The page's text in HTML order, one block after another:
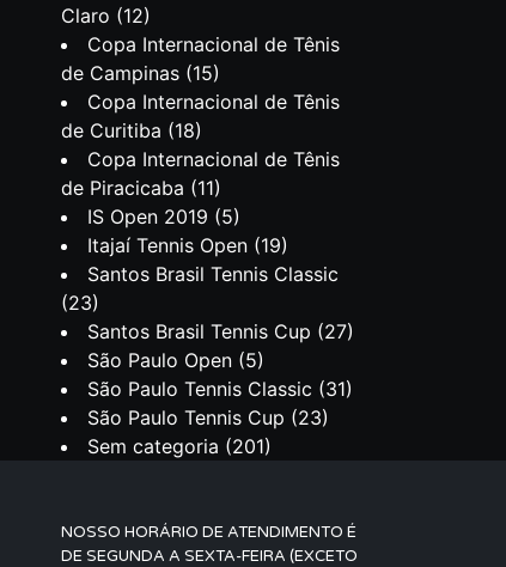
Claro (12)
Copa Internacional de Tênis
de Campinas (15)
Copa Internacional de Tênis
de Curitiba (18)
Copa Internacional de Tênis
de Piracicaba (11)
IS Open 2019 (5)
Itajaí Tennis Open (19)
Santos Brasil Tennis Classic
(23)
Santos Brasil Tennis Cup (27)
São Paulo Open (5)
São Paulo Tennis Classic (31)
São Paulo Tennis Cup (23)
Sem categoria (201)
NOSSO HORÁRIO DE ATENDIMENTO É
DE SEGUNDA A SEXTA-FEIRA (EXCETO